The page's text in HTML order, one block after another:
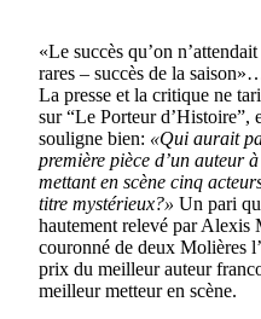
«Le succès qu’on
rares – succès de la
La presse et la critique ne
sur “Le Porteur d’Histoire”,
souligne bien: «Qui aurait
première pièce d’un auteur
mettant en scène cinq
titre mystérieux?» Un pari
hautement relevé par Alexis
couronné de deux Molières
prix du meilleur auteur
meilleur metteur en scène.